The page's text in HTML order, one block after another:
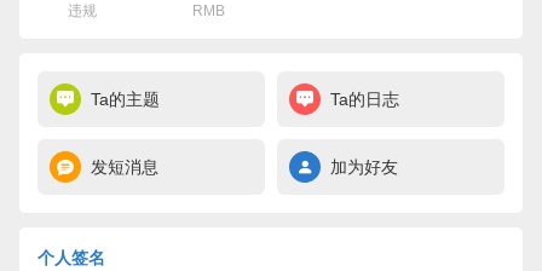
违规 RMB
Ta的主题 Ta的日志
发短消息 加为好友
个人签名